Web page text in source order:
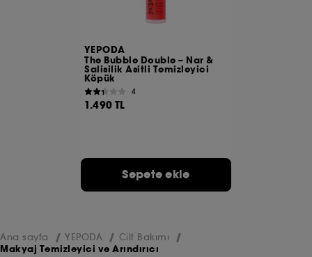
YEPODA
The Bubble Double – Nar &
Salisilik Asitli Temizleyici
Köpük
4
1.490 TL
Sepete ekle
Ana sayfa YEPODA Cilt Bakımı
Makyaj Temizleyici ve Arındırıcı